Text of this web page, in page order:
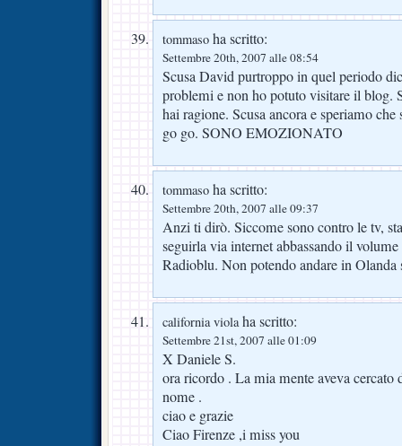
tommaso ha scritto:
Settembre 20th, 2007 alle 08:54
Scusa David purtroppo in quel periodo
problemi e non ho potuto visitare il blog.
hai ragione. Scusa ancora e speriamo che
go go. SONO EMOZIONATO
tommaso ha scritto:
Settembre 20th, 2007 alle 09:37
Anzi ti dirò. Siccome sono contro le tv,
seguirla via internet abbassando il
Radioblu. Non potendo andare in Olanda
california violaha scritto:
Settembre 21st, 2007 alle 01:09
X Daniele S.
ora ricordo . La mia mente aveva
nome .
ciao e grazie
Ciao Firenze ,i miss you